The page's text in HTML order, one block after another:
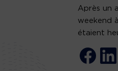
Après un
weekend
étaient